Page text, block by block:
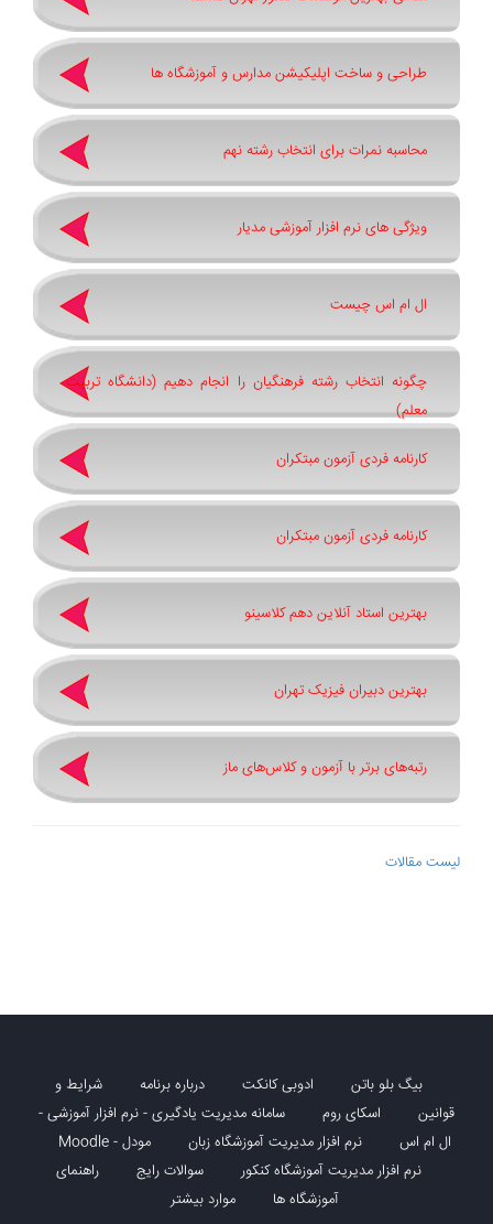
طراحی و ساخت اپلیکیشن مدارس و آموزشگاه ها
محاسبه نمرات برای انتخاب رشته نهم
ویژگی های نرم افزار آموزشی مدیار
ال ام اس چیست
چگونه انتخاب رشته فرهنگیان را انجام دهیم (دانشگاه تربیت
معلم)
کارنامه فردی آزمون مبتکران
کارنامه فردی آزمون مبتکران
بهترین استاد آنلاین دهم کلاسینو
بهترین دبیران فیزیک تهران
رتبه‌های برتر با آزمون و کلاس‌های ماز
لیست مقالات
بیگ بلو باتن ادوبی کانکت درباره برنامه
شرایط و
قوانین
اسکای روم
سامانه مدیریت یادگیری - نرم افزار آموزشی -
ال ام اس
نرم افزار مدیریت آموزشگاه زبان
مودل - Moodle
نرم افزار مدیریت آموزشگاه کنکور
سوالات رایج
راهنمای
آموزشگاه ها
موارد بیشتر